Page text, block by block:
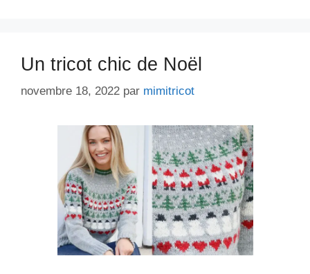
Un tricot chic de Noël
novembre 18, 2022 par mimitricot